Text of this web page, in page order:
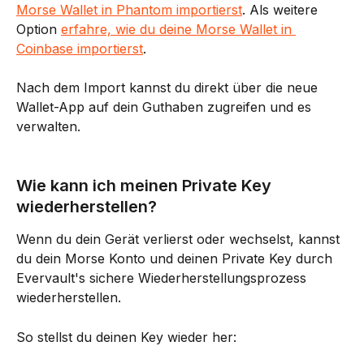
Morse Wallet in Phantom importierst. Als weitere
Option erfahre, wie du deine Morse Wallet in
Coinbase importierst.
Nach dem Import kannst du direkt über die neue
Wallet-App auf dein Guthaben zugreifen und es
verwalten.
Wie kann ich meinen Private Key
wiederherstellen?
Wenn du dein Gerät verlierst oder wechselst, kannst
du dein Morse Konto und deinen Private Key durch
Evervault's sichere Wiederherstellungsprozess
wiederherstellen.
So stellst du deinen Key wieder her: